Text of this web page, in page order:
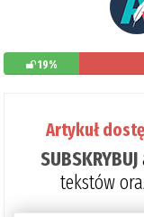
19%
Artykuł
SUBSKRYBUJ
tekstów